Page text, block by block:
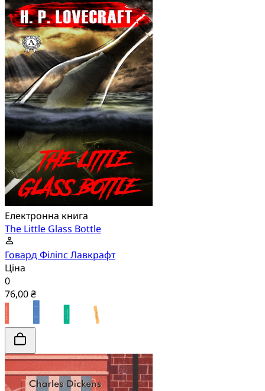
Електронна книга
The Little Glass Bottle
Говард Філіпс Лавкрафт
Ціна
0
76,00 ₴